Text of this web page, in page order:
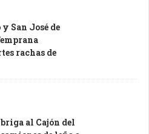
San José de
rachas de
al Cajón del